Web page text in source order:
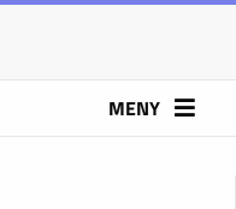
MENY